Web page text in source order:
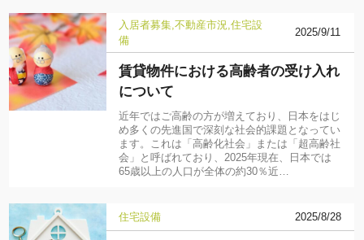
入居者募集 不動産市況 住宅設
備
2025/9/11
賃貸物件における高齢者の受け入れ
について
近年ではご高齢の方が増えており、日本をはじ
め多くの先進国で深刻な社会的課題となってい
ます。これは「高齢化社会」または「超高齢社
会」と呼ばれており、2025年現在、日本では
65歳以上の人口が全体の約30％近…
住宅設備 2025/8/28